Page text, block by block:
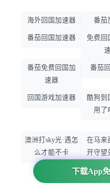
下载App
海外回国加速器 番茄
番茄回国加速器
免费回
番茄免费回国加
速器
番茄
回国游戏加速器
酷狗到
用了
澳洲打sky光·遇怎
么才能不卡
在马来
开守望